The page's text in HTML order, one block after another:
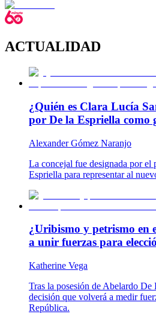
ACTUALIDAD
¿Quién es Clara Lucía
por De la Espriella como
Alexander Gómez Naranjo
La concejal fue designada por el
Espriella para representar al
¿Uribismo y petrismo en
a unir fuerzas para
Katherine Vega
Tras la posesión de Abelardo De
decisión que volverá a medir
República.